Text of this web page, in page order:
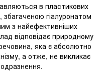
в пластикових
збагаченою гіалуронатом
з найефективніших
відповідає природному
яка є абсолютно
а отже, не викликає